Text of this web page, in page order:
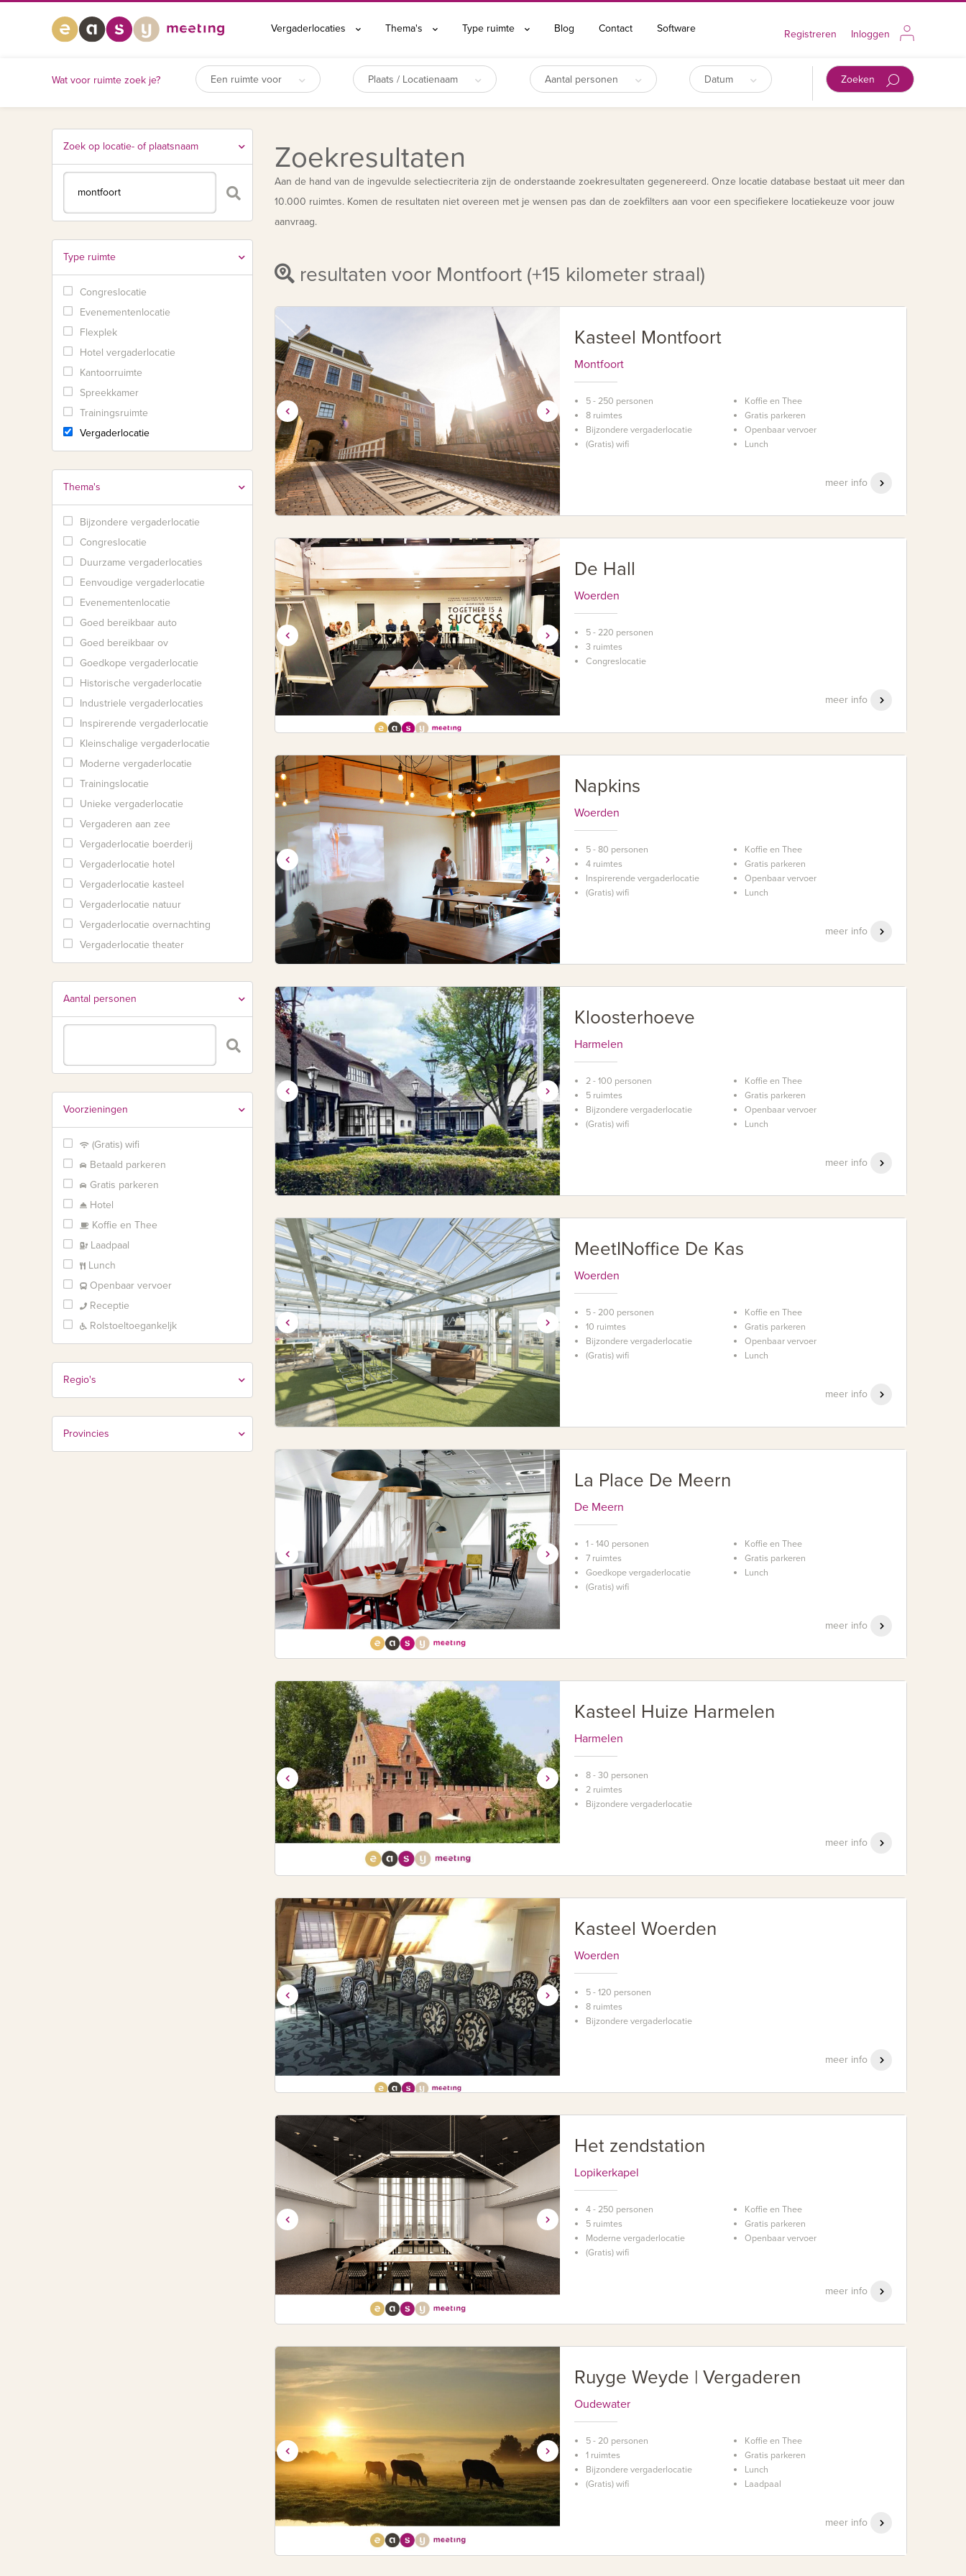
Vergaderlocaties Thema's Type ruimte Blog Contact Software Registreren Inloggen
Wat voor ruimte zoek je? Een ruimte voor Plaats / Locatienaam Aantal personen Datum Zoeken
Zoek op locatie- of plaatsnaam
Type ruimte
Congreslocatie
Evenementenlocatie
Flexplek
Hotel vergaderlocatie
Kantoorruimte
Spreekkamer
Trainingsruimte
Vergaderlocatie
Thema's
Bijzondere vergaderlocatie
Congreslocatie
Duurzame vergaderlocaties
Eenvoudige vergaderlocatie
Evenementenlocatie
Goed bereikbaar auto
Goed bereikbaar ov
Goedkope vergaderlocatie
Historische vergaderlocatie
Industriele vergaderlocaties
Inspirerende vergaderlocatie
Kleinschalige vergaderlocatie
Moderne vergaderlocatie
Trainingslocatie
Unieke vergaderlocatie
Vergaderen aan zee
Vergaderlocatie boerderij
Vergaderlocatie hotel
Vergaderlocatie kasteel
Vergaderlocatie natuur
Vergaderlocatie overnachting
Vergaderlocatie theater
Aantal personen
Voorzieningen
(Gratis) wifi
Betaald parkeren
Gratis parkeren
Hotel
Koffie en Thee
Laadpaal
Lunch
Openbaar vervoer
Receptie
Rolstoeltoegankeljk
Regio's
Provincies
Zoekresultaten
Aan de hand van de ingevulde selectiecriteria zijn de onderstaande zoekresultaten gegenereerd. Onze locatie database bestaat uit meer dan
10.000 ruimtes. Komen de resultaten niet overeen met je wensen pas dan de zoekfilters aan voor een specifiekere locatiekeuze voor jouw
aanvraag.
resultaten voor Montfoort (+15 kilometer straal)
Kasteel Montfoort
Montfoort
5 - 250 personen
8 ruimtes
Bijzondere vergaderlocatie
(Gratis) wifi
Koffie en Thee
Gratis parkeren
Openbaar vervoer
Lunch
meer info
De Hall
Woerden
5 - 220 personen
3 ruimtes
Congreslocatie
meer info
Napkins
Woerden
5 - 80 personen
4 ruimtes
Inspirerende vergaderlocatie
(Gratis) wifi
Koffie en Thee
Gratis parkeren
Openbaar vervoer
Lunch
meer info
Kloosterhoeve
Harmelen
2 - 100 personen
5 ruimtes
Bijzondere vergaderlocatie
(Gratis) wifi
Koffie en Thee
Gratis parkeren
Openbaar vervoer
Lunch
meer info
MeetINoffice De Kas
Woerden
5 - 200 personen
10 ruimtes
Bijzondere vergaderlocatie
(Gratis) wifi
Koffie en Thee
Gratis parkeren
Openbaar vervoer
Lunch
meer info
La Place De Meern
De Meern
1 - 140 personen
7 ruimtes
Goedkope vergaderlocatie
(Gratis) wifi
Koffie en Thee
Gratis parkeren
Lunch
meer info
Kasteel Huize Harmelen
Harmelen
8 - 30 personen
2 ruimtes
Bijzondere vergaderlocatie
meer info
Kasteel Woerden
Woerden
5 - 120 personen
8 ruimtes
Bijzondere vergaderlocatie
meer info
Het zendstation
Lopikerkapel
4 - 250 personen
5 ruimtes
Moderne vergaderlocatie
(Gratis) wifi
Koffie en Thee
Gratis parkeren
Openbaar vervoer
meer info
Ruyge Weyde | Vergaderen
Oudewater
5 - 20 personen
1 ruimtes
Bijzondere vergaderlocatie
(Gratis) wifi
Koffie en Thee
Gratis parkeren
Lunch
Laadpaal
meer info